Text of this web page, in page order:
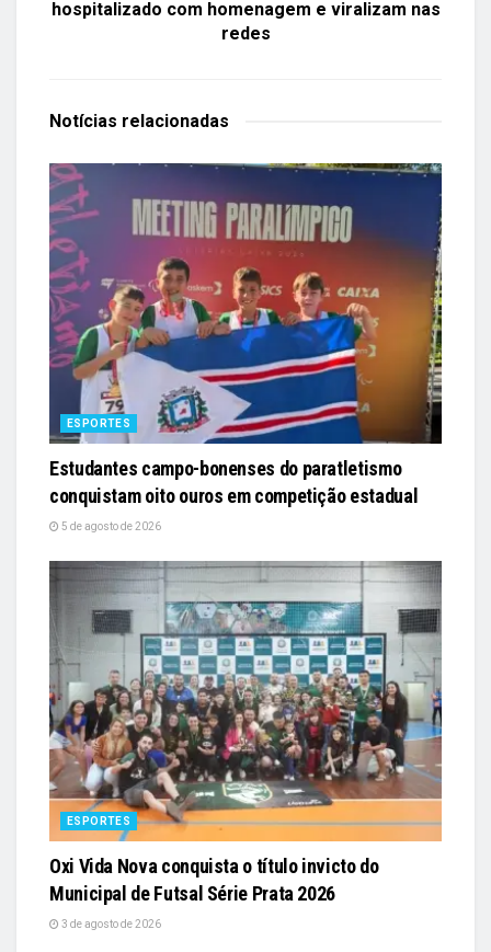
hospitalizado com homenagem e viralizam nas
redes
Notícias relacionadas
ESPORTES
Estudantes campo-bonenses do paratletismo
conquistam oito ouros em competição estadual
5 de agosto de 2026
ESPORTES
Oxi Vida Nova conquista o título invicto do
Municipal de Futsal Série Prata 2026
3 de agosto de 2026